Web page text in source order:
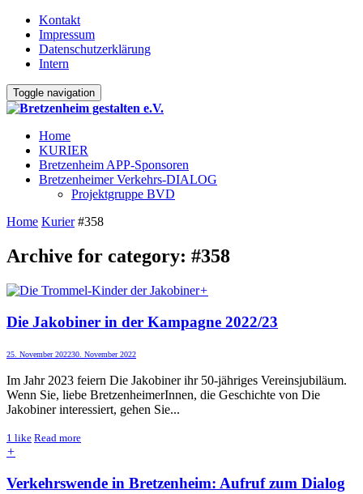
Kontakt
Impressum
Datenschutzerklärung
Intern
Toggle navigation
Home
KURIER
Bretzenheim APP-Sponsoren
Bretzenheimer Verkehrs-DIALOG
Projektgruppe BVD
Home Kurier #358
Archive for category: #358
+
Die Jakobiner in der Kampagne 2022/23
25. November 202230. November 2022
Im Jahr 2023 feiern Die Jakobiner ihr 50-jähriges Vereinsjubiläum.
Wenn Sie, liebe BretzenheimerInnen, die Geschichte von Die
Jakobiner interessiert, gehen Sie...
1 like Read more
+
Verkehrswende in Bretzenheim: Aufruf zum Dialog